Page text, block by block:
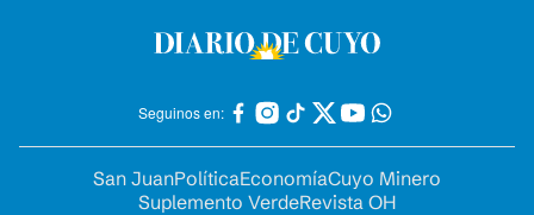
Seguinos en:
San JuanPolíticaEconomíaCuyo Minero
Suplemento VerdeRevista OH